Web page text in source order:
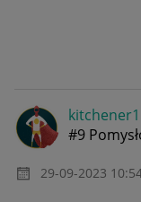
kitchener1
#9
‎29-09-2023